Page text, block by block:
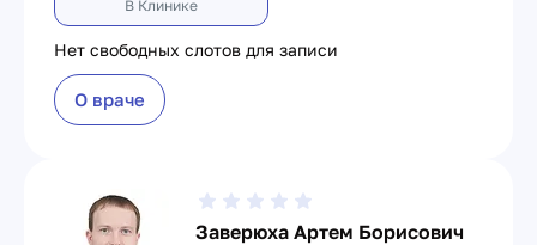
В Клинике
Нет свободных слотов для записи
О враче
Заверюха Артем Борисович